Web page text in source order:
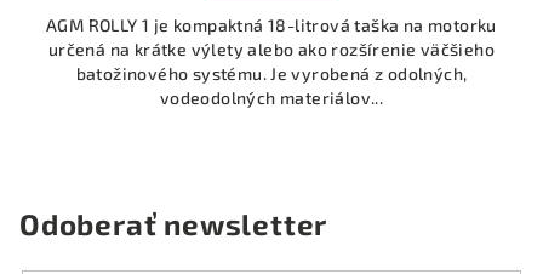
AGM ROLLY 1 je kompaktná 18-litrová taška na motorku
určená na krátke výlety alebo ako rozšírenie väčšieho
batožinového systému. Je vyrobená z odolných,
vodeodolných materiálov...
Odoberať newsletter